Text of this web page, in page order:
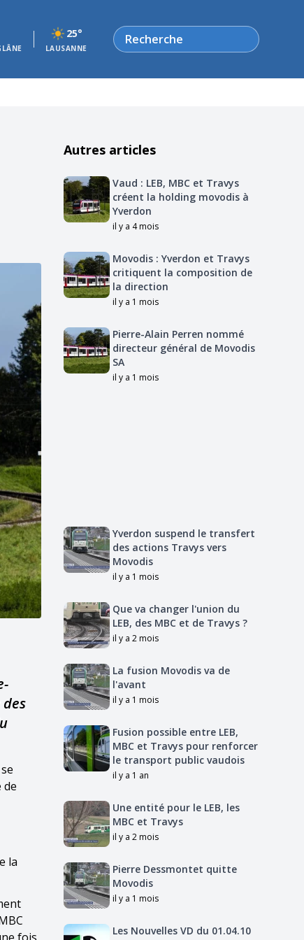
25°
LAUSANNE
Rechercher
de
la
Autres articles
Vaud : LEB, MBC et Travys
créent la holding movodis à
Yverdon
il y a 4 mois
Movodis : Yverdon et Travys
critiquent la composition de
la direction
il y a 1 mois
Pierre-Alain Perren nommé
directeur général de Movodis
SA
il y a 1 mois
Yverdon suspend le transfert
des actions Travys vers
Movodis
il y a 1 mois
Que va changer l'union du
LEB, des MBC et de Travys ?
il y a 2 mois
La fusion Movodis va de
l'avant
il y a 1 mois
Fusion possible entre LEB,
MBC et Travys pour renforcer
le transport public vaudois
il y a 1 an
Une entité pour le LEB, les
MBC et Travys
il y a 2 mois
Pierre Dessmontet quitte
Movodis
il y a 1 mois
Les Nouvelles VD du 01.04.10